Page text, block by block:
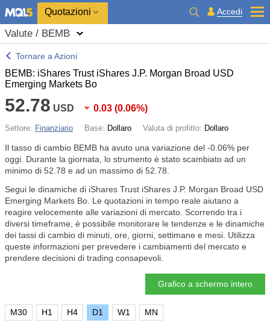
Quotazioni Accedi
Valute / BEMB
Tornare a Azioni
BEMB: iShares Trust iShares J.P. Morgan Broad USD
Emerging Markets Bo
52.78 USD 0.03 (0.06%)
Settore: Finanziario Base: Dollaro Valuta di profitto: Dollaro
Il tasso di cambio BEMB ha avuto una variazione del -0.06% per
oggi. Durante la giornata, lo strumento è stato scambiato ad un
minimo di 52.78 e ad un massimo di 52.78.
Segui le dinamiche di iShares Trust iShares J.P. Morgan Broad USD
Emerging Markets Bo. Le quotazioni in tempo reale aiutano a
reagire velocemente alle variazioni di mercato. Scorrendo tra i
diversi timeframe, è possibile monitorare le tendenze e le dinamiche
dei tassi di cambio di minuti, ore, giorni, settimane e mesi. Utilizza
queste informazioni per prevedere i cambiamenti del mercato e
prendere decisioni di trading consapevoli.
Grafico a schermo intero
M30 H1 H4 D1 W1 MN